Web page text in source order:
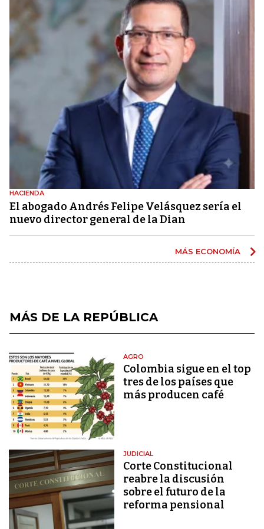
HACIENDA
El abogado Andrés Felipe Velásquez sería el
nuevo director general de la Dian
MÁS ECONOMÍA
MÁS DE LA REPÚBLICA
AGRO
Colombia sigue en el top
tres de los países que
más producen café
JUDICIAL
Corte Constitucional
reabre la discusión
sobre el futuro de la
reforma pensional